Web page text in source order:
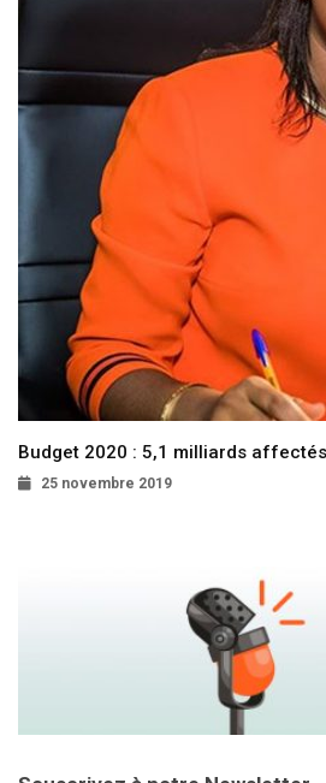
Budget 2020 : 5,1 milliards
25 novembre 2019